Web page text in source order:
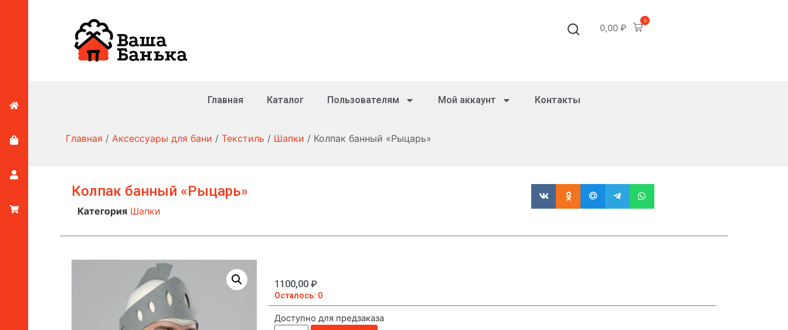
0,00 ₽
0
Главная Каталог Пользователям Мой аккаунт Контакты
Главная / Аксессуары для бани / Текстиль / Шапки / Колпак банный «Рыцарь»
Колпак банный «Рыцарь»
Категория Шапки
1100,00 ₽
Осталось: 0
Доступно для предзаказа